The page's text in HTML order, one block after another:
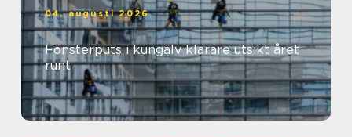
04. augusti 2026
Fönsterputs i kungälv klarare utsikt året
runt